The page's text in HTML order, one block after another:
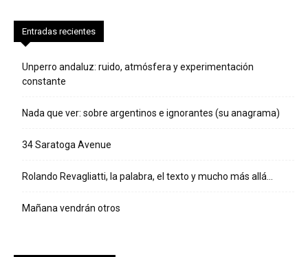
Entradas recientes
Unperro andaluz: ruido, atmósfera y experimentación
constante
Nada que ver: sobre argentinos e ignorantes (su anagrama)
34 Saratoga Avenue
Rolando Revagliatti, la palabra, el texto y mucho más allá…
Mañana vendrán otros